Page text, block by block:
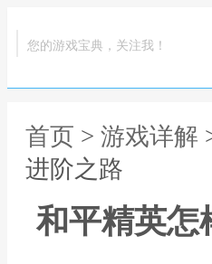
您的游戏宝典，关注我！
首页 > 游戏详解
进阶之路
和平精英怎